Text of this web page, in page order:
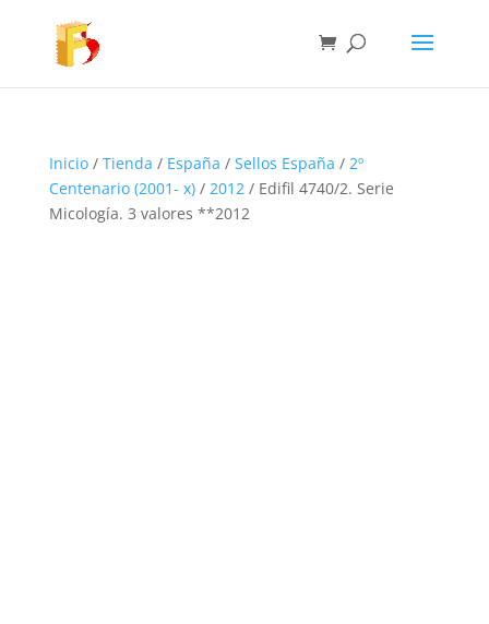
Inicio/ Tienda / España / Sellos España / 2º
Centenario (2001- x)/ 2012/ Edifil 4740/2. Serie
Micología. 3 valores **2012